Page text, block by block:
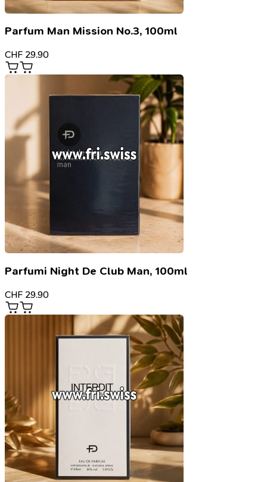
Parfum Man Mission No.3, 100ml
CHF 29.90
Parfumi Night De Club Man, 100ml
CHF 29.90